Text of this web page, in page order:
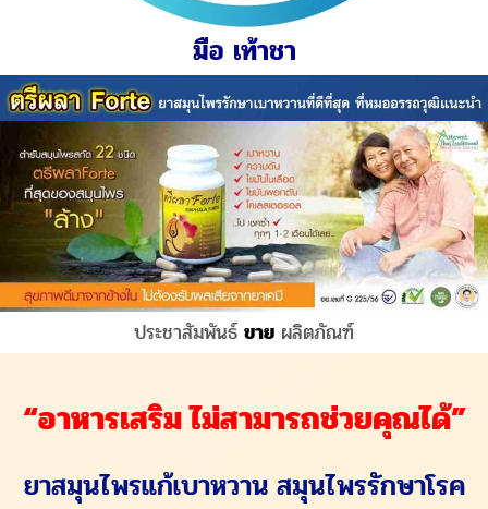
อ่อนเพลีย/มึนหัว
ประชาสัมพันธ์ ขาย ผลิตภัณฑ์
“อาหารเสริม ไม่สามารถช่วยคุณได้”
ยาสมุนไพรแก้เบาหวาน สมุนไพรรักษาโรค